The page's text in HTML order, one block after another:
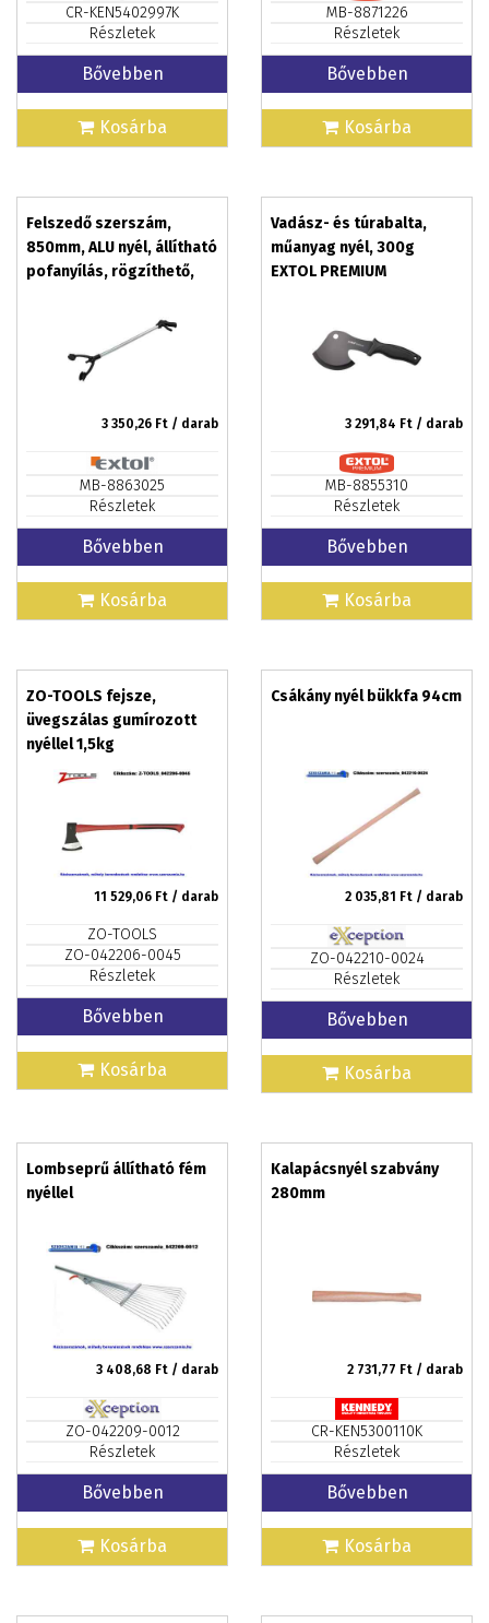
CR-KEN5402997K
Részletek
Bővebben
Kosárba
MB-8871226
Részletek
Bővebben
Kosárba
Felszedő szerszám,
850mm, ALU nyél, állítható
pofanyílás, rögzíthető,
3 350,26 Ft / darab
MB-8863025
Részletek
Bővebben
Kosárba
Vadász- és túrabalta,
műanyag nyél, 300g
EXTOL PREMIUM
3 291,84 Ft / darab
MB-8855310
Részletek
Bővebben
Kosárba
ZO-TOOLS fejsze,
üvegszálas gumírozott
nyéllel 1,5kg
11 529,06 Ft / darab
ZO-TOOLS
ZO-042206-0045
Részletek
Bővebben
Kosárba
Csákány nyél bükkfa 94cm
2 035,81 Ft / darab
ZO-042210-0024
Részletek
Bővebben
Kosárba
Lombseprű állítható fém
nyéllel
3 408,68 Ft / darab
ZO-042209-0012
Részletek
Bővebben
Kosárba
Kalapácsnyél szabvány
280mm
2 731,77 Ft / darab
CR-KEN5300110K
Részletek
Bővebben
Kosárba